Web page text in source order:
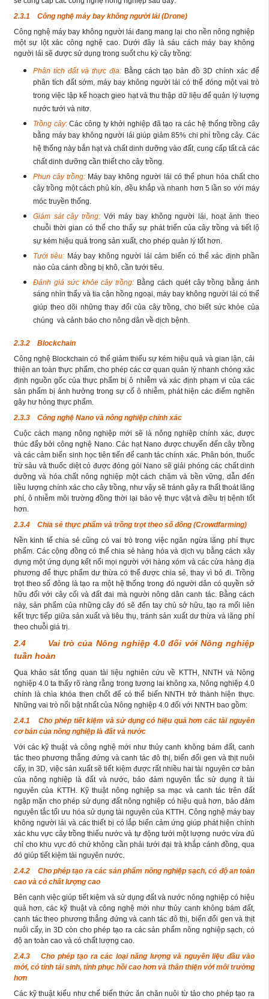
2.3.1 Công nghệ máy bay không người lái (Drone)
Công nghệ máy bay không người lái đang mang lại cho nền nông nghiệp
một sự lột xác công nghệ cao. Dưới đây là sáu cách máy bay không
người lái sẽ được sử dụng trong suốt chu kỳ cây trồng:
Phân tích đất và thực địa: Bằng cách tạo bản đồ 3D chính xác để
phân tích đất sớm, máy bay không người lái có thể đóng một vai trò
trong việc lập kế hoạch gieo hạt và thu thập dữ liệu để quản lý lượng
nước tưới và nitơ.
Trồng cây: Các công ty khởi nghiệp đã tạo ra các hệ thống trồng cây
bằng máy bay không người lái giúp giảm 85% chi phí trồng cây. Các
hệ thống này bắn hạt và chất dinh dưỡng vào đất, cung cấp tất cả các
chất dinh dưỡng cần thiết cho cây trồng.
Phun cây trồng: Máy bay không người lái có thể phun hóa chất cho
cây trồng một cách phủ kín, đều khắp và nhanh hơn 5 lần so với máy
móc truyền thống.
Giám sát cây trồng: Với máy bay không người lái, hoạt ảnh theo
chuỗi thời gian có thể cho thấy sự phát triển của cây trồng và tiết lộ
sự kém hiệu quả trong sản xuất, cho phép quản lý tốt hơn.
Tưới tiêu: Máy bay không người lái cảm biến có thể xác định phần
nào của cánh đồng bị khô, cần tưới tiêu.
Đánh giá sức khỏe cây trồng: Bằng cách quét cây trồng bằng ánh
sáng nhìn thấy và tia cận hồng ngoại, máy bay không người lái có thể
giúp theo dõi những thay đổi của cây trồng, cho biết sức khỏe của
chúng và cảnh báo cho nông dân về dịch bệnh.
2.3.2 Blockchain
Công nghệ Blockchain có thể giảm thiểu sự kém hiệu quả và gian lận, cải
thiện an toàn thực phẩm, cho phép các cơ quan quản lý nhanh chóng xác
định nguồn gốc của thực phẩm bị ô nhiễm và xác định phạm vi của các
sản phẩm bị ảnh hưởng trong sự cố ô nhiễm, phát hiện các điểm nghẽn
gây hư hỏng thực phẩm.
2.3.3 Công nghệ Nano và nông nghiệp chính xác
Cuộc cách mạng nông nghiệp mới sẽ là nông nghiệp chính xác, được
thúc đẩy bởi công nghệ Nano. Các hạt Nano được chuyển đến cây trồng
và các cảm biến sinh học tiên tiến để canh tác chính xác. Phân bón, thuốc
trừ sâu và thuốc diệt cỏ được đóng gói Nano sẽ giải phóng các chất dinh
dưỡng và hóa chất nông nghiệp một cách chậm và bền vững, dẫn đến
liều lượng chính xác cho cây trồng, như vậy sẽ tránh gây ra thất thoát lãng
phí, ô nhiễm môi trường đồng thời lại bảo vệ thực vật và điều trị bệnh tốt
hơn.
2.3.4 Chia sẻ thực phẩm và trồng trọt theo số đông (Crowdfarming)
Nền kinh tế chia sẻ cũng có vai trò trong việc ngăn ngừa lãng phí thực
phẩm. Các cộng đồng có thể chia sẻ hàng hóa và dịch vụ bằng cách xây
dựng một ứng dụng kết nối mọi người với hàng xóm và các cửa hàng địa
phương để thực phẩm dư thừa có thể được chia sẻ, thay vì bỏ đi. Trồng
trọt theo số đông là tạo ra một hệ thống trong đó người dân có quyền sở
hữu đối với cây cối và đất đai mà người nông dân canh tác. Bằng cách
này, sản phẩm của những cây đó sẽ đến tay chủ sở hữu, tạo ra mối liên
kết trực tiếp giữa sản xuất và tiêu thụ, tránh sản xuất dư thừa và lãng phí
theo chuỗi giá trị.
2.4 Vai trò của Nông nghiệp 4.0 đối với Nông nghiệp
tuần hoàn
Qua khảo sát tổng quan tài liệu nghiên cứu về KTTH, NNTH và Nông
nghiệp 4.0 ta thấy rõ ràng rằng trong tương lai không xa, Nông nghiệp 4.0
chính là chìa khóa then chốt để có thể biến NNTH trở thành hiện thực.
Những vai trò nổi bật nhất của Nông nghiệp 4.0 đối với NNTH bao gồm:
2.4.1 Cho phép tiết kiệm và sử dụng có hiệu quả hơn các tài nguyên
cơ bản của nông nghiệp là đất và nước
Với các kỹ thuật và công nghệ mới như thủy canh không bám đất, canh
tác theo phương thẳng đứng và canh tác đô thị, biến đổi gen và thịt nuôi
cấy, in 3D, việc sản xuất sẽ tiết kiệm được rất nhiều hai tài nguyên cơ bản
của nông nghiệp là đất và nước, bảo đảm nguyên tắc sử dụng ít tài
nguyên của KTTH. Kỹ thuật nông nghiệp sa mạc và canh tác trên đất
ngập mặn cho phép sử dụng đất nông nghiệp có hiệu quả hơn, bảo đảm
nguyên tắc tối ưu hóa sử dụng tài nguyên của KTTH. Công nghệ máy bay
không người lái và các thiết bị có lắp biến cảm ứng giúp phát hiện chính
xác khu vực cây trồng thiếu nước và tự động tưới một lượng nước vừa đủ
chỉ cho khu vực đó chứ không cần phải tưới đại trà khắp cánh đồng, qua
đó giúp tiết kiệm tài nguyên nước.
2.4.2 Cho phép tạo ra các sản phẩm nông nghiệp sạch, có độ an toàn
cao và có chất lượng cao
Bên cạnh việc giúp tiết kiệm và sử dụng đất và nước nông nghiệp có hiệu
quả hơn, các kỹ thuật và công nghệ mới như thủy canh không bám đất,
canh tác theo phương thẳng đứng và canh tác đô thị, biến đổi gen và thịt
nuôi cấy, in 3D còn cho phép tạo ra các sản phẩm nông nghiệp sạch, có
độ an toàn cao và có chất lượng cao.
2.4.3 Cho phép tạo ra các loại năng lượng và nguyên liệu đầu vào
mới, có tính tái sinh, tính phục hồi cao hơn và thân thiện với môi trường
hơn
Các kỹ thuật kiểu như chế biến thức ăn chăn nuôi từ tảo cho phép tạo ra